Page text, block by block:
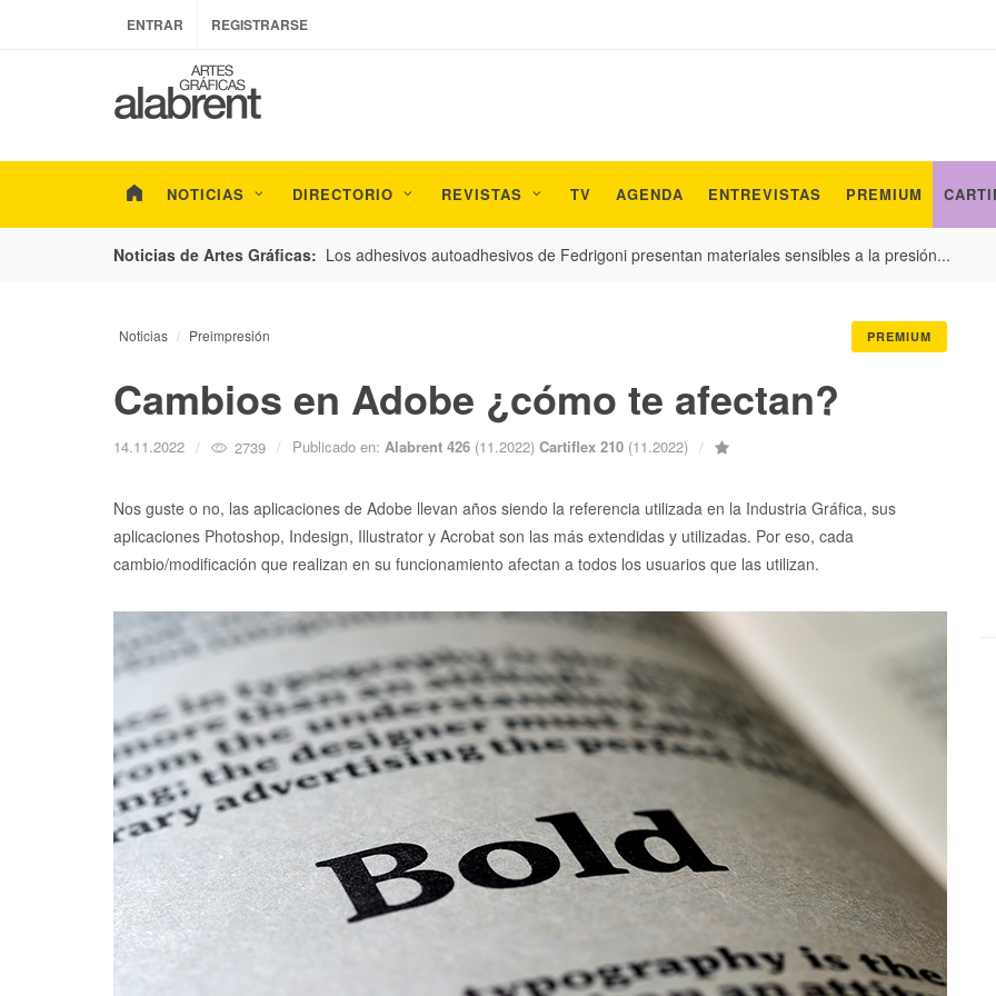
ENTRAR REGISTRARSE
NOTICIAS DIRECTORIO REVISTAS TV AGENDA ENTREVISTAS PREMIUM
Noticias de Artes Gráficas:
de envases con un nuevo estudio de Los adhesivos autoadhesivos de Fedrigoni presentan materiales sensibles a la presión...
PREMIUM
Noticias Preimpresión
Cambios en Adobe ¿cómo te afectan?
14.11.2022 2739 Publicado en: Alabrent 426 (11.2022) Cartiflex 210 (11.2022)
Nos guste o no, las aplicaciones de Adobe llevan años siendo la referencia utilizada en la Industria Gráfica, sus
aplicaciones Photoshop, Indesign, Illustrator y Acrobat son las más extendidas y utilizadas. Por eso, cada
cambio/modificación que realizan en su funcionamiento afectan a todos los usuarios que las utilizan.